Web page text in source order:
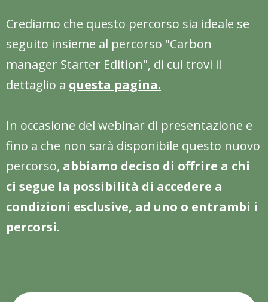
Crediamo che questo percorso sia ideale se
seguito insieme al percorso "Carbon
manager Starter Edition", di cui trovi il
dettaglio a questa pagina.
In occasione del webinar di presentazione e
fino a che non sarà disponibile questo nuovo
percorso, abbiamo deciso di offrire a chi
ci segue la possibilità di accedere a
condizioni esclusive, ad uno o entrambi i
percorsi.